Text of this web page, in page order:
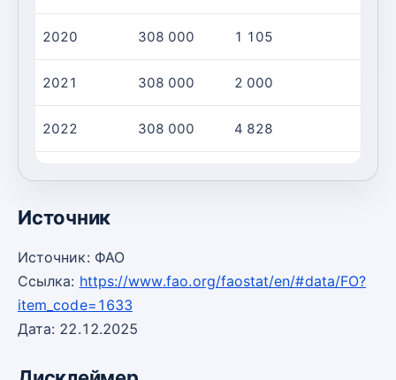
2020 308 000 1 105
2021 308 000 2 000
2022 308 000 4 828
Источник
Источник: ФАО
Ссылка: https://www.fao.org/faostat/en/#data/FO?
item_code=1633
Дата: 22.12.2025